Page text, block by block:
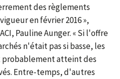
des règlements
en février 2016 »,
Pauline Aunger. « Si l'offre
n'était pas si basse, les
probablement atteint des
Entre-temps, d'autres